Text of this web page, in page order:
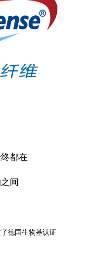
都在
间
德国生物基认证